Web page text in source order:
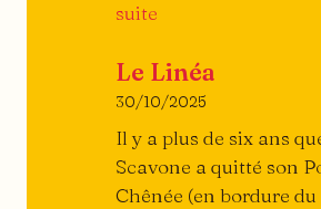
suite
Ristorante
Le Linéa
30/10/2025
Il y a plus de six ans
Scavone a quitté son
Chênée (en bordure